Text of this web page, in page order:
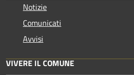
Notizie
Comunicati
Avvisi
VIVERE IL COMUNE